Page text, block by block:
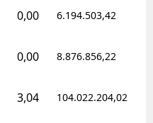
0,00 6.194.503,42
0,00 8.876.856,22
3,04 104.022.204,02